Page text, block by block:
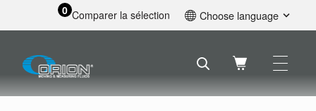
0 Comparer la sélection Choose language
Svenska
Nederlands